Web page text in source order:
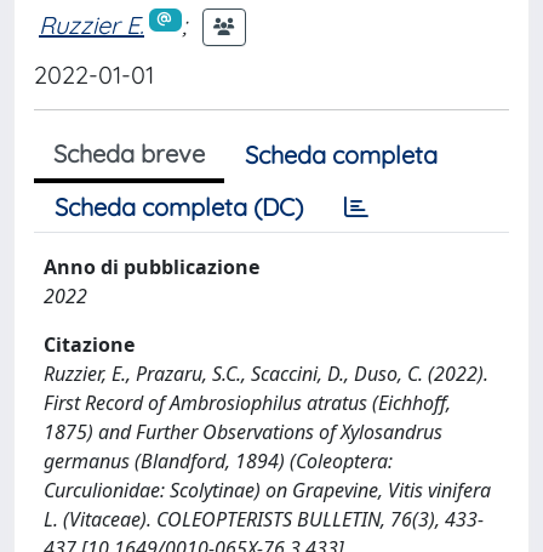
Ruzzier E.
;
2022-01-01
Scheda breve
Scheda completa
Scheda completa (DC)
Anno di pubblicazione
2022
Citazione
Ruzzier, E., Prazaru, S.C., Scaccini, D., Duso, C. (2022).
First Record of Ambrosiophilus atratus (Eichhoff,
1875) and Further Observations of Xylosandrus
germanus (Blandford, 1894) (Coleoptera:
Curculionidae: Scolytinae) on Grapevine, Vitis vinifera
L. (Vitaceae). COLEOPTERISTS BULLETIN, 76(3), 433-